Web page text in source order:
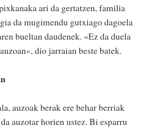
ari da gertatzen, familia
da mugimendu gutxiago dagoela
bueltan daudenek. «Ez da duela
dio jarraian beste batek.
auzoak berak ere behar berriak
auzotar horien ustez. Bi esparru